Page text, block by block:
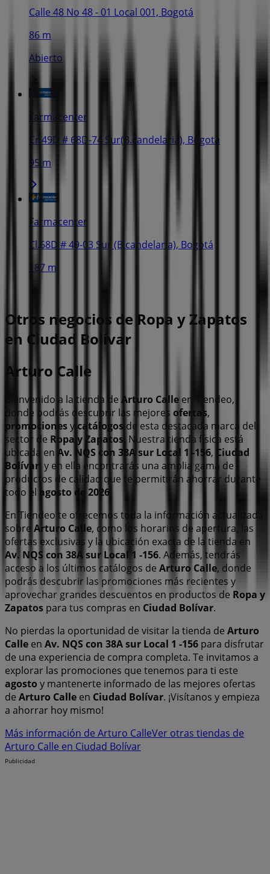
Calle 48 No 48 - 01 Local 001, Bogotá
86 m
Abierto
Farmacenter
Cr.49D # 68D-74 Sur(B.candelaria), Bogotá
95 m
Farmacenter
Cl.68D # 49-03 Sur (B.candelaria), Bogotá
187 m
Otros negocios de Ropa y Zapatos
en Ciudad Bolívar
Arturo Calle
Bienvenido a la tienda de Arturo Calle en Tiendeo,
donde podrás descubrir las mejores ofertas,
promocionesy catálogos de esta destacada marca del
sector de Ropa y Zapatos . Nuestra tienda física está
ubicada en Av. NQS con 38A sur Local 1 -156, Ciudad
Bolívar , y en ella encontrarás una amplia gama de
productos de calidad que te permitirán ahorrar durante
todo el agosto de 2026
En Tiendeo te ofrecemos toda la información actualizada
sobre Arturo Calle, como los horarios de apertura, las
ofertas exclusivas y la ubicación exacta de la tienda en
Av. NQS con 38A sur Local 1 -156. Además, tendrás
acceso a los últimos catálogos de Arturo Calle, donde
podrás descubrir las promociones más recientes y
aprovechar grandes descuentos en productos de Ropa y
Zapatos para tus compras en Ciudad Bolívar.
No pierdas la oportunidad de visitar la tienda de Arturo
Calle en Av. NQS con 38A sur Local 1 -156 para disfrutar
de una experiencia de compra completa. Te invitamos a
explorar las promociones que tenemos para ti este
agosto y mantenerte informado de las mejores ofertas
de Arturo Calle en Ciudad Bolívar. ¡Visítanos y empieza
a ahorrar hoy mismo!
Más información de Arturo CalleVer otras tiendas de
Arturo Calle en Ciudad Bolívar
Publicidad